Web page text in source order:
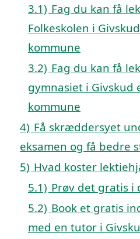
3.1) Fag du kan få
Folkeskolen i
kommune
3.2) Fag du kan få
gymnasiet i Givskud
kommune
4) Få skræddersyet
eksamen og få bedre
5) Hvad koster
5.1) Prøv det gratis i
5.2) Book et gratis
med en tutor i